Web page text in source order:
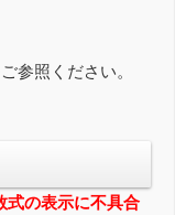
参照ください。
式の表示に不具合